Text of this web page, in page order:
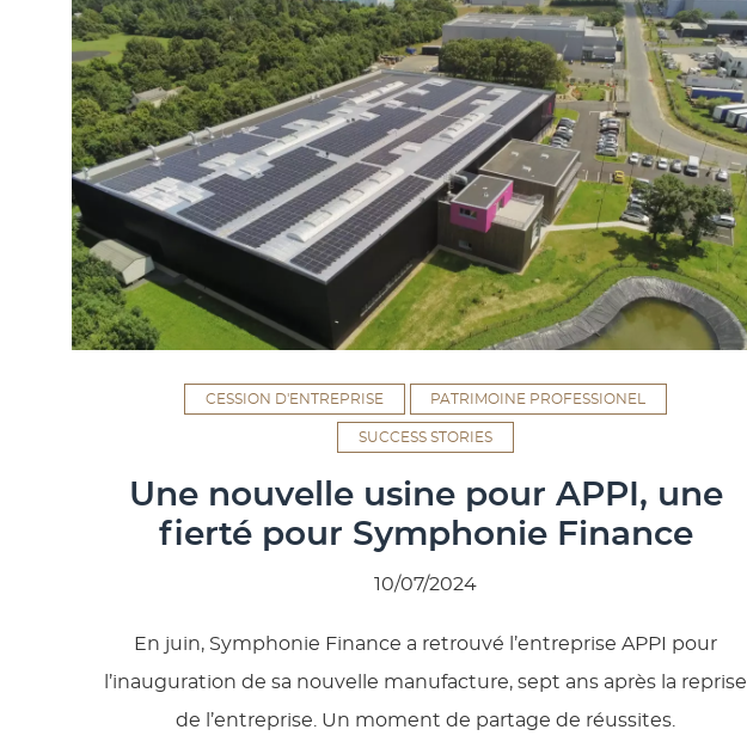
CESSION D'ENTREPRISE PATRIMOINE PROFESSIONEL
SUCCESS STORIES
Une nouvelle usine pour APPI, une
fierté pour Symphonie Finance
10/07/2024
En juin, Symphonie Finance a retrouvé l’entreprise APPI pour
l’inauguration de sa nouvelle manufacture, sept ans après la reprise
de l’entreprise. Un moment de partage de réussites.